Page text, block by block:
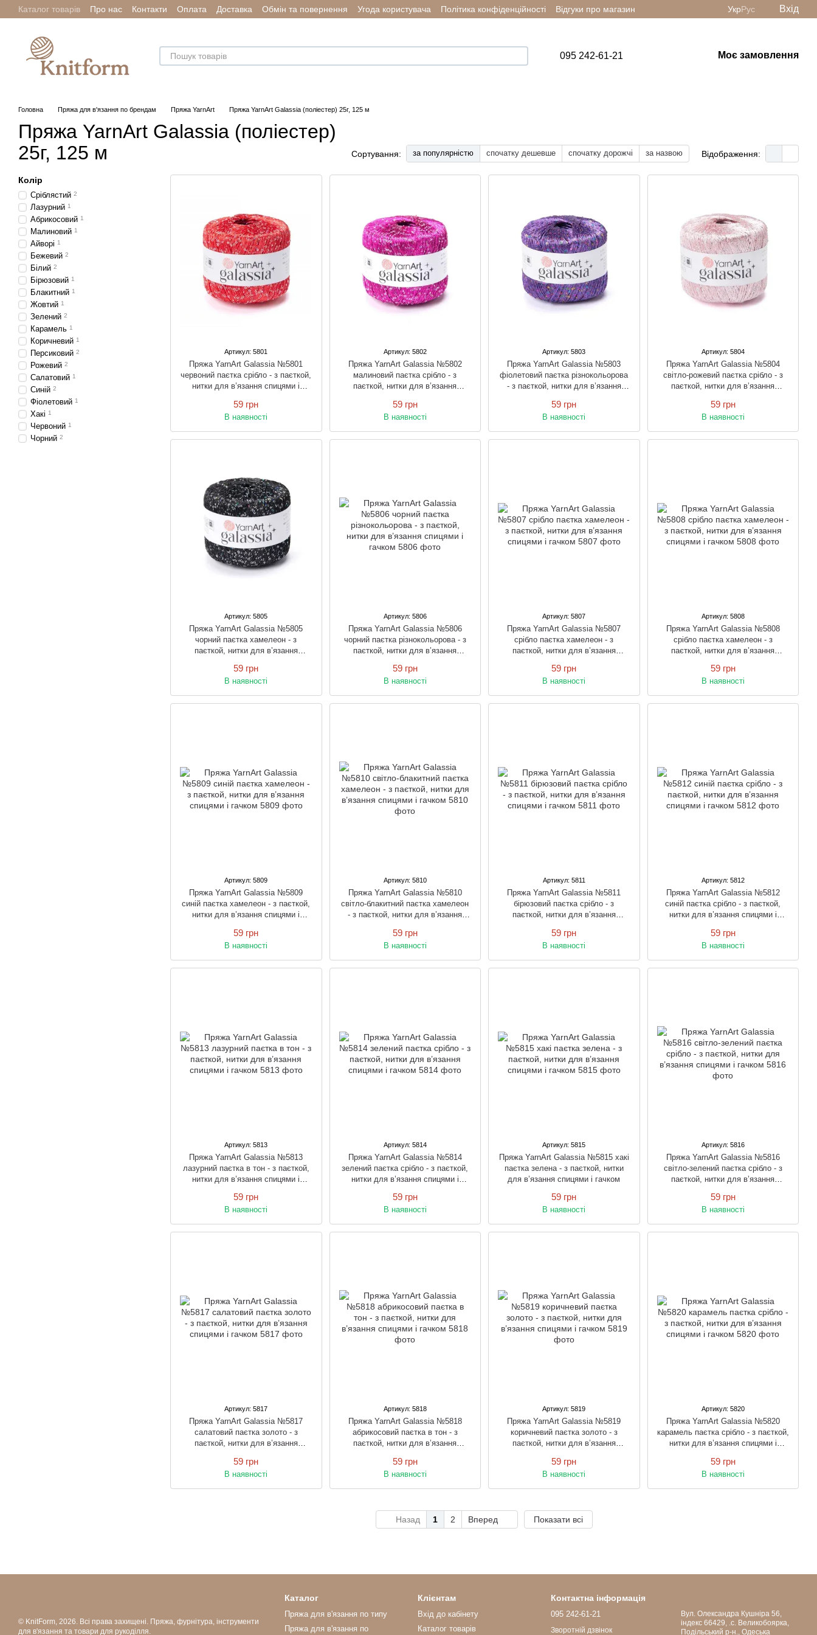
Перейти до основного контенту
Каталог товарів Про нас Контакти Оплата Доставка Обмін та повернення Угода користувача Політика конфіденційності Відгуки про магазин УкрРус Вхід
095 242-61-21 Моє замовлення
Головна Пряжа для в'язання по брендам Пряжа YarnArt Пряжа YarnArt Galassia (поліестер) 25г, 125 м
Пряжа YarnArt Galassia (поліестер)
25г, 125 м
Сортування: за популярністю спочатку дешевше спочатку дорожчі за назвою Відображення:
Артикул: 5801
Пряжа YarnArt Galassia №5801
червоний паєтка срібло - з паєткой,
нитки для в’язання спицями і
59 грн
В наявності
Артикул: 5802
Пряжа YarnArt Galassia №5802
малиновий паєтка срібло - з
паєткой, нитки для в’язання
59 грн
В наявності
Артикул: 5803
Пряжа YarnArt Galassia №5803
фіолетовий паєтка різнокольорова
- з паєткой, нитки для в’язання
59 грн
В наявності
Артикул: 5804
Пряжа YarnArt Galassia №5804
світло-рожевий паєтка срібло - з
паєткой, нитки для в’язання
59 грн
В наявності
Артикул: 5805
Пряжа YarnArt Galassia №5805
чорний паєтка хамелеон - з
паєткой, нитки для в’язання
59 грн
В наявності
Артикул: 5806
Пряжа YarnArt Galassia №5806
чорний паєтка різнокольорова - з
паєткой, нитки для в’язання
59 грн
В наявності
Артикул: 5807
Пряжа YarnArt Galassia №5807
срібло паєтка хамелеон - з
паєткой, нитки для в’язання
59 грн
В наявності
Артикул: 5808
Пряжа YarnArt Galassia №5808
срібло паєтка хамелеон - з
паєткой, нитки для в’язання
59 грн
В наявності
Артикул: 5809
Пряжа YarnArt Galassia №5809
синій паєтка хамелеон - з паєткой,
нитки для в’язання спицями і
59 грн
В наявності
Артикул: 5810
Пряжа YarnArt Galassia №5810
світло-блакитний паєтка хамелеон
- з паєткой, нитки для в’язання
59 грн
В наявності
Артикул: 5811
Пряжа YarnArt Galassia №5811
бірюзовий паєтка срібло - з
паєткой, нитки для в’язання
59 грн
В наявності
Артикул: 5812
Пряжа YarnArt Galassia №5812
синій паєтка срібло - з паєткой,
нитки для в’язання спицями і
59 грн
В наявності
Артикул: 5813
Пряжа YarnArt Galassia №5813
лазурний паєтка в тон - з паєткой,
нитки для в’язання спицями і
59 грн
В наявності
Артикул: 5814
Пряжа YarnArt Galassia №5814
зелений паєтка срібло - з паєткой,
нитки для в’язання спицями і
59 грн
В наявності
Артикул: 5815
Пряжа YarnArt Galassia №5815 хакі
паєтка зелена - з паєткой, нитки
для в’язання спицями і гачком
59 грн
В наявності
Артикул: 5816
Пряжа YarnArt Galassia №5816
світло-зелений паєтка срібло - з
паєткой, нитки для в’язання
59 грн
В наявності
Артикул: 5817
Пряжа YarnArt Galassia №5817
салатовий паєтка золото - з
паєткой, нитки для в’язання
59 грн
В наявності
Артикул: 5818
Пряжа YarnArt Galassia №5818
абрикосовий паєтка в тон - з
паєткой, нитки для в’язання
59 грн
В наявності
Артикул: 5819
Пряжа YarnArt Galassia №5819
коричневий паєтка золото - з
паєткой, нитки для в’язання
59 грн
В наявності
Артикул: 5820
Пряжа YarnArt Galassia №5820
карамель паєтка срібло - з паєткой,
нитки для в’язання спицями і
59 грн
В наявності
Назад 1 2 Вперед Показати всі
Колір
Сріблястий 2
Лазурний 1
Абрикосовий 1
Малиновий 1
Айворі 1
Бежевий 2
Білий 2
Бірюзовий 1
Блакитний 1
Жовтий 1
Зелений 2
Карамель 1
Коричневий 1
Персиковий 2
Рожевий 2
Салатовий 1
Синій 2
Фіолетовий 1
Хакі 1
Червоний 1
Чорний 2
© KnitForm, 2026. Всі права захищені. Пряжа, фурнітура, інструменти
для в'язання та товари для рукоділля.
Каталог
Пряжа для в'язання по типу
Пряжа для в'язання по
Клієнтам
Вхід до кабінету
Каталог товарів
Контактна інформація
095 242-61-21
Зворотній дзвінок
Вул. Олександра Кушніра 56,
індекс 66429, .с. Великобоярка,
Подільський р-н., Одеська